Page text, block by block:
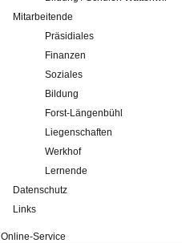
Mitarbeitende
Präsidiales
Finanzen
Soziales
Bildung
Forst-Längenbühl
Liegenschaften
Werkhof
Lernende
Datenschutz
Links
Online-Service